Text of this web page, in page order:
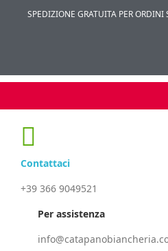
SPEDIZIONE GRATUITA PER ORDINI
Contattaci
+39 366 9049521
Per assistenza